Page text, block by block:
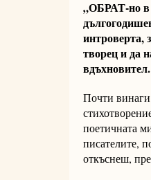
„ОБРАТ-но в
интроверта,
творец и да
вдъхновител.
Почти
поетичната
писателите,
откъснеш,